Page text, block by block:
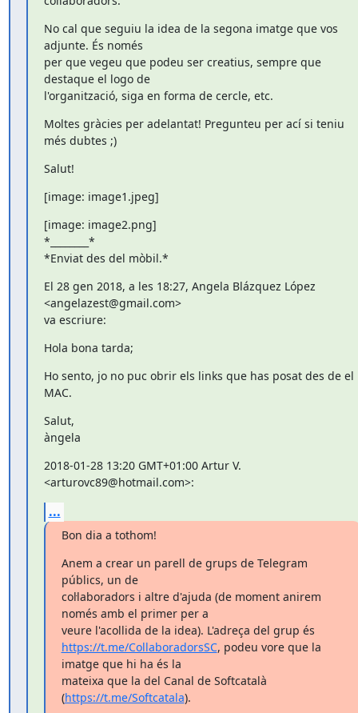
No cal que seguiu la idea de la segona imatge que vos
adjunte. És només
per que vegeu que podeu ser creatius, sempre que
destaque el logo de
l'organització, siga en forma de cercle, etc.
Moltes gràcies per adelantat! Pregunteu per ací si teniu
més dubtes ;)
Salut!
[image: image1.jpeg]
[image: image2.png]
*________*
*Enviat des del mòbil.*
El 28 gen 2018, a les 18:27, Angela Blázquez López
<angelazest@gmail.com>
va escriure:
Hola bona tarda;
Ho sento, jo no puc obrir els links que has posat des de el
MAC.
Salut,
àngela
2018-01-28 13:20 GMT+01:00 Artur V.
<arturovc89@hotmail.com>:
...
Bon dia a tothom!
Anem a crear un parell de grups de Telegram
públics, un de
col·laboradors i altre d'ajuda (de moment anirem
només amb el primer per a
https://t.me/CollaboradorsSC, podeu vore que la
imatge que hi ha és la
mateixa que la del Canal de Softcatalà
(https://t.me/Softcatala).